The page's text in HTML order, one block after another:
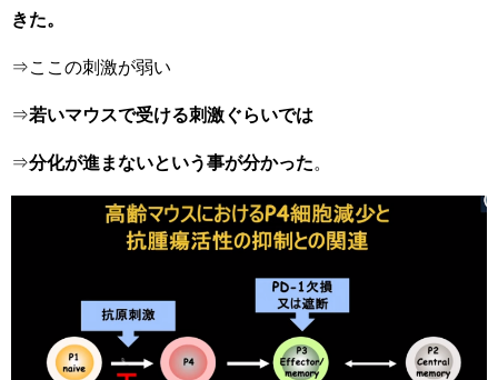
きた。
⇒ここの刺激が弱い
⇒若いマウスで受ける刺激ぐらいでは
⇒分化が進まないという事が分かった。